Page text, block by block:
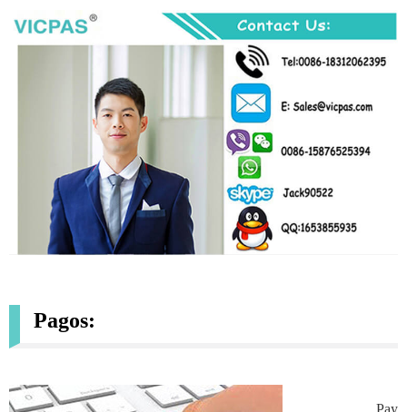
Pagos: